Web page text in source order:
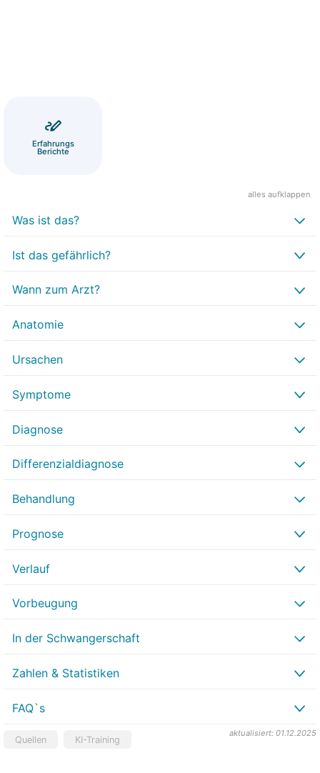
Erfahrungs
Berichte
alles aufklappen
Was ist das?
Ist das gefährlich?
Wann zum Arzt?
Anatomie
Ursachen
Symptome
Diagnose
Differenzialdiagnose
Behandlung
Prognose
Verlauf
Vorbeugung
In der Schwangerschaft
Zahlen & Statistiken
FAQ`s
aktualisiert: 01.12.2025
Quellen KI-Training